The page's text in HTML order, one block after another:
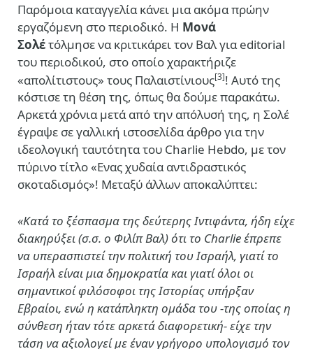
Παρόμοια καταγγελία κάνει μια ακόμα πρώην
εργαζόμενη στο περιοδικό. Η Μoνά
Σολέτόλμησε να κριτικάρει τον Βαλ για editorial
του περιοδικού, στο οποίο χαρακτήριζε
«απολίτιστους» τους Παλαιστίνιους[3]! Αυτό της
κόστισε τη θέση της, όπως θα δούμε παρακάτω.
Αρκετά χρόνια μετά από την απόλυσή της, η Σολέ
έγραψε σε γαλλική ιστοσελίδα άρθρο για την
ιδεολογική ταυτότητα του Charlie Hebdo, με τον
πύρινο τίτλο «Ενας χυδαία αντιδραστικός
σκοταδισμός»! Μεταξύ άλλων αποκαλύπτει:
«Κατά το ξέσπασμα της δεύτερης Ιντιφάντα, ήδη είχε
διακηρύξει (σ.σ. ο Φιλίπ Βαλ) ότι το Charlie έπρεπε
να υπερασπιστεί την πολιτική του Ισραήλ, γιατί το
Ισραήλ είναι μια δημοκρατία και γιατί όλοι οι
σημαντικοί φιλόσοφοι της Ιστορίας υπήρξαν
Εβραίοι, ενώ η κατάπληκτη ομάδα του -της οποίας η
σύνθεση ήταν τότε αρκετά διαφορετική- είχε την
τάση να αξιολογεί με έναν γρήγορο υπολογισμό τον